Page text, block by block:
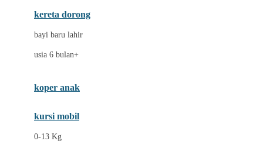
E
ELC
Ergobaby
Ezyroller
F
kereta dorong
bayi baru lahir
usia 6 bulan+
koper anak
kursi mobil
0-13 Kg